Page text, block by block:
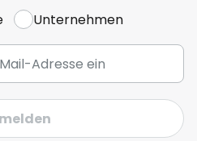
Unternehmen